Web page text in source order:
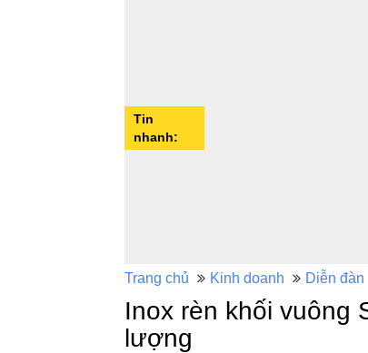
Tin
nhanh:
Trang chủ Kinh doanh Diễn đàn
Inox rèn khối vuông
lượng